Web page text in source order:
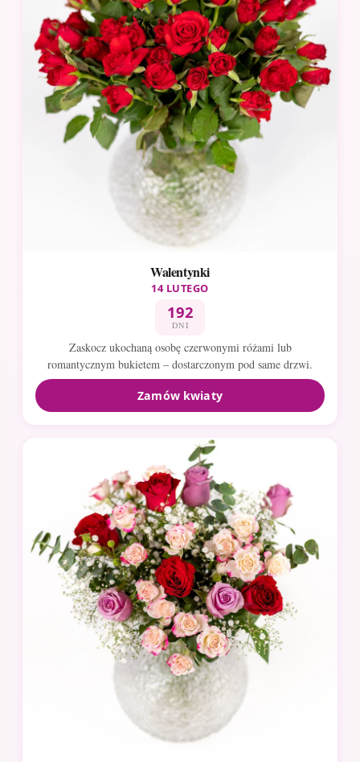
Walentynki
14 LUTEGO
192
DNI
Zaskocz ukochaną osobę czerwonymi różami lub
romantycznym bukietem – dostarczonym pod same drzwi.
Zamów kwiaty